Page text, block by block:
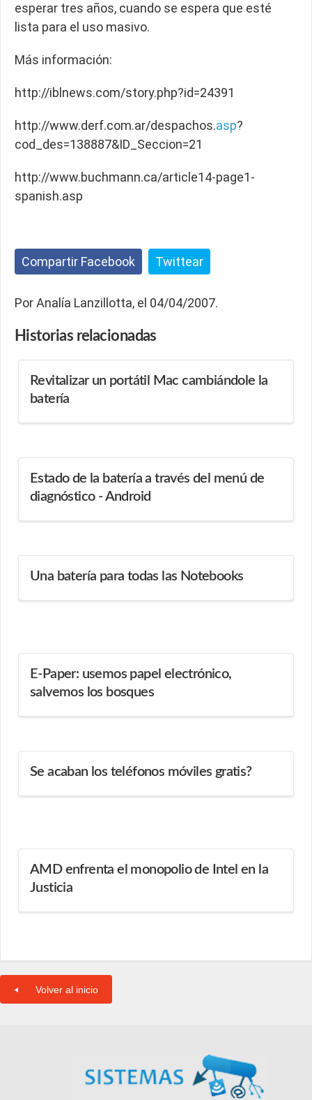
esperar tres años, cuando se espera que esté
lista para el uso masivo.
Más información:
http://iblnews.com/story.php?id=24391
http://www.derf.com.ar/despachos.asp?
cod_des=138887&ID_Seccion=21
http://www.buchmann.ca/article14-page1-
spanish.asp
Compartir Facebook Twittear
Por Analía Lanzillotta, el 04/04/2007.
Historias relacionadas
Revitalizar un portátil Mac cambiándole la
batería
Estado de la batería a través del menú de
diagnóstico - Android
Una batería para todas las Notebooks
E-Paper: usemos papel electrónico,
salvemos los bosques
Se acaban los teléfonos móviles gratis?
AMD enfrenta el monopolio de Intel en la
Justicia
Volver al inicio